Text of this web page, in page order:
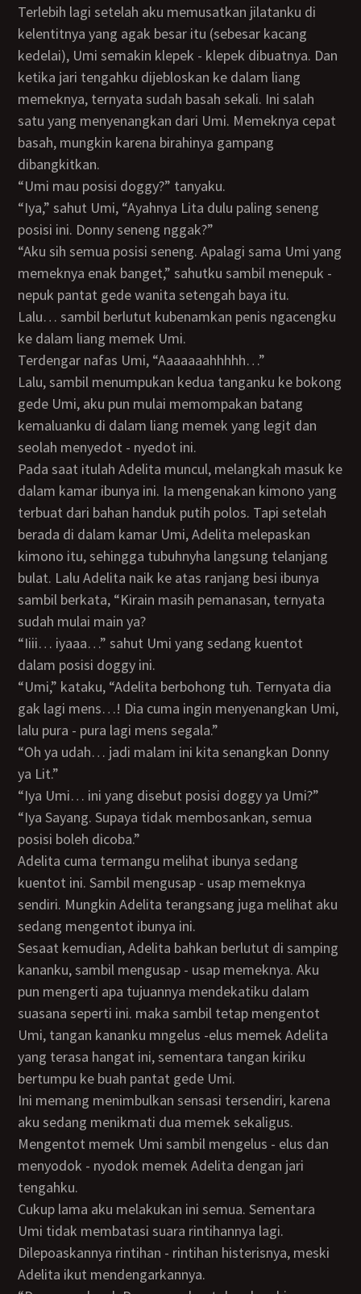
Terlebih lagi setelah aku memusatkan jilatanku di
kelentitnya yang agak besar itu (sebesar kacang
kedelai), Umi semakin klepek - klepek dibuatnya. Dan
ketika jari tengahku dijebloskan ke dalam liang
memeknya, ternyata sudah basah sekali. Ini salah
satu yang menyenangkan dari Umi. Memeknya cepat
basah, mungkin karena birahinya gampang
dibangkitkan.
“Umi mau posisi doggy?” tanyaku.
“Iya,” sahut Umi, “Ayahnya Lita dulu paling seneng
posisi ini. Donny seneng nggak?”
“Aku sih semua posisi seneng. Apalagi sama Umi yang
memeknya enak banget,” sahutku sambil menepuk -
nepuk pantat gede wanita setengah baya itu.
Lalu… sambil berlutut kubenamkan penis ngacengku
ke dalam liang memek Umi.
Terdengar nafas Umi, “Aaaaaaahhhhh…”
Lalu, sambil menumpukan kedua tanganku ke bokong
gede Umi, aku pun mulai memompakan batang
kemaluanku di dalam liang memek yang legit dan
seolah menyedot - nyedot ini.
Pada saat itulah Adelita muncul, melangkah masuk ke
dalam kamar ibunya ini. Ia mengenakan kimono yang
terbuat dari bahan handuk putih polos. Tapi setelah
berada di dalam kamar Umi, Adelita melepaskan
kimono itu, sehingga tubuhnyha langsung telanjang
bulat. Lalu Adelita naik ke atas ranjang besi ibunya
sambil berkata, “Kirain masih pemanasan, ternyata
sudah mulai main ya?
“Iiii… iyaaa…” sahut Umi yang sedang kuentot
dalam posisi doggy ini.
“Umi,” kataku, “Adelita berbohong tuh. Ternyata dia
gak lagi mens…! Dia cuma ingin menyenangkan Umi,
lalu pura - pura lagi mens segala.”
“Oh ya udah… jadi malam ini kita senangkan Donny
ya Lit.”
“Iya Umi… ini yang disebut posisi doggy ya Umi?”
“Iya Sayang. Supaya tidak membosankan, semua
posisi boleh dicoba.”
Adelita cuma termangu melihat ibunya sedang
kuentot ini. Sambil mengusap - usap memeknya
sendiri. Mungkin Adelita terangsang juga melihat aku
sedang mengentot ibunya ini.
Sesaat kemudian, Adelita bahkan berlutut di samping
kananku, sambil mengusap - usap memeknya. Aku
pun mengerti apa tujuannya mendekatiku dalam
suasana seperti ini. maka sambil tetap mengentot
Umi, tangan kananku mngelus -elus memek Adelita
yang terasa hangat ini, sementara tangan kiriku
bertumpu ke buah pantat gede Umi.
Ini memang menimbulkan sensasi tersendiri, karena
aku sedang menikmati dua memek sekaligus.
Mengentot memek Umi sambil mengelus - elus dan
menyodok - nyodok memek Adelita dengan jari
tengahku.
Cukup lama aku melakukan ini semua. Sementara
Umi tidak membatasi suara rintihannya lagi.
Dilepoaskannya rintihan - rintihan histerisnya, meski
Adelita ikut mendengarkannya.